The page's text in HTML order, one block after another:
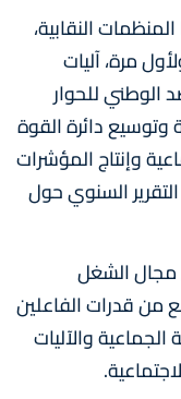
النقابية،
مرة، آليات
الوطني للحوار
وتوسيع دائرة القوة
وإنتاج المؤشرات
السنوي حول
مجال الشغل
من قدرات الفاعلين
والآليات